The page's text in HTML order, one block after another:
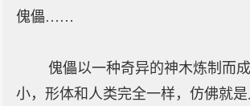
傀儡……
傀儡以一种奇异的神木炼制而成
小，形体和人类完全一样，仿佛就